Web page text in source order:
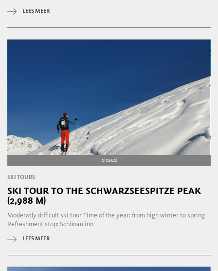
LEES MEER
closed
SKI TOURS
SKI TOUR TO THE SCHWARZSEESPITZE PEAK
(2,988 M)
Moderatly difficult ski tour Time of the year: from high winter to spring
Refreshment stop: Schönau inn
LEES MEER